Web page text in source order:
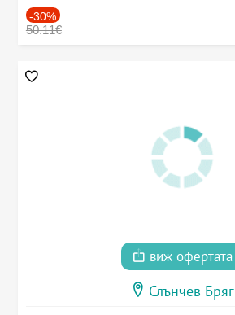
-30%
50.11€
виж офертата
Слънчев Бряг